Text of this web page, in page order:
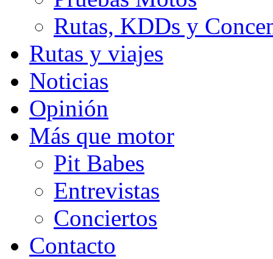
Rutas, KDDs y
Rutas y viajes
Noticias
Opinión
Más que motor
Pit Babes
Entrevistas
Conciertos
Contacto